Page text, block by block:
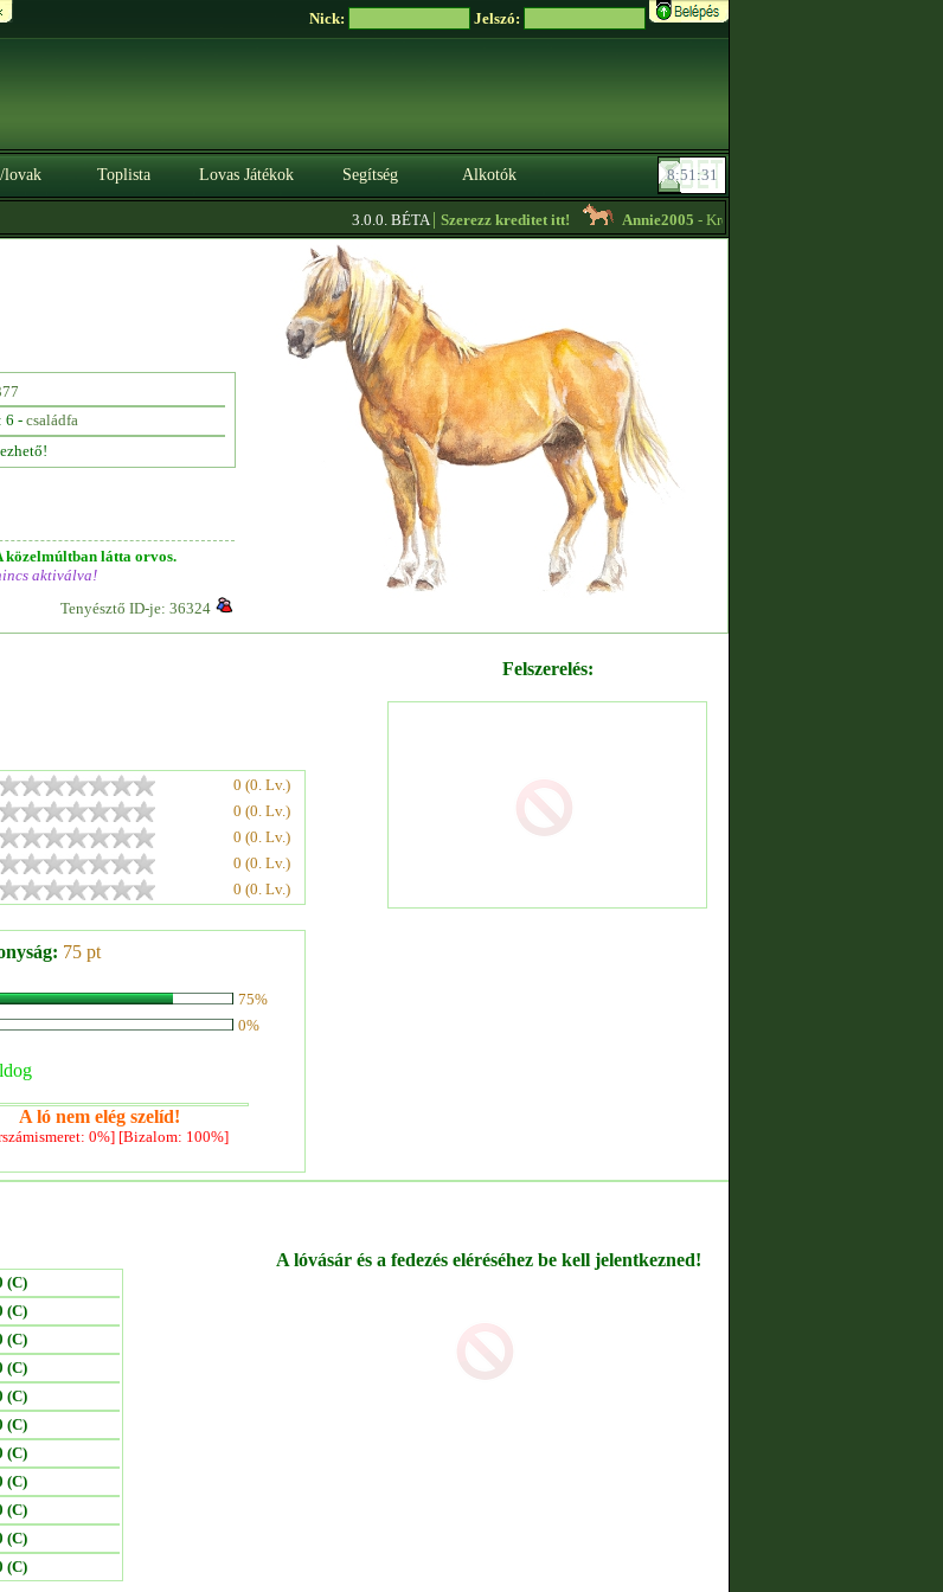
Nick: Jelszó:
lovak Toplista Lovas Játékok Segítség Alkotók
3.0.0. BÉTA|Szerezz kreditet itt! Annie2005- Kreditet vennék minden lovam közül
6 -családfa
közelmúltban látta orvos.
aktiválva!
Tenyésztő ID-je: 36324
0 (0. Lv.)
0 (0. Lv.)
0 (0. Lv.)
0 (0. Lv.)
0 (0. Lv.)
75 pt
75%
0%
A ló nem elég szelíd!
0%] [Bizalom: 100%]
Felszerelés:
(C)
(C)
(C)
(C)
(C)
(C)
(C)
(C)
(C)
(C)
(C)
A lóvásár és a fedezés eléréséhez be kell jelentkezned!